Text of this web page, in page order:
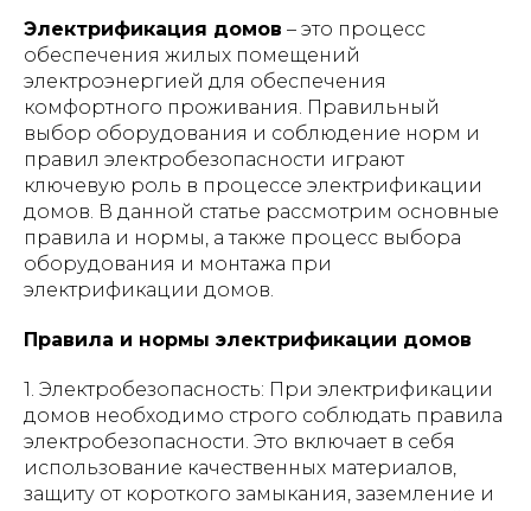
Электрификация домов – это процесс
обеспечения жилых помещений
электроэнергией для обеспечения
комфортного проживания. Правильный
выбор оборудования и соблюдение норм и
правил электробезопасности играют
ключевую роль в процессе электрификации
домов. В данной статье рассмотрим основные
правила и нормы, а также процесс выбора
оборудования и монтажа при
электрификации домов.
Правила и нормы электрификации домов
1. Электробезопасность: При электрификации
домов необходимо строго соблюдать правила
электробезопасности. Это включает в себя
использование качественных материалов,
защиту от короткого замыкания, заземление и